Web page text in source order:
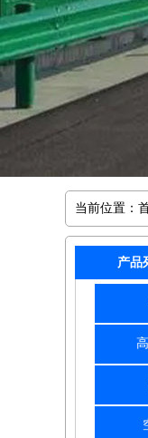
当前位置：
产品